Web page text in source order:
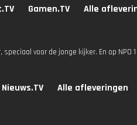
Gamen.TV Alle
voor de jonge kijker. En op NPO
Nieuws.TV Alle afleveringen